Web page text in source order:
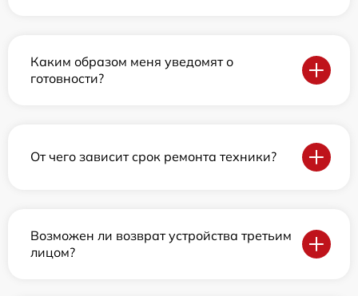
Каким образом меня уведомят о
готовности?
От чего зависит срок ремонта техники?
Возможен ли возврат устройства третьим
лицом?